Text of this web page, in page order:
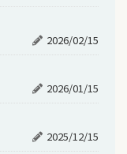
2026/02/15
2026/01/15
2025/12/15